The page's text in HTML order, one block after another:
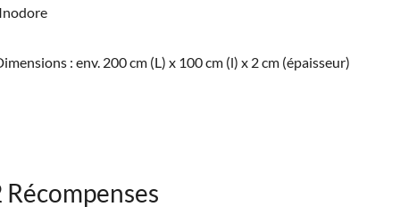
: env. 200 cm (L) x 100 cm (l) x 2 cm (épaisseur)
Récompenses